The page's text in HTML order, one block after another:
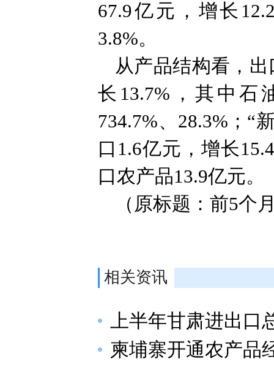
67.9亿元，增长
3.8%。
从产品结构看，
长13.7%，其中
734.7%、28.3%；
口1.6亿元，增长
口农产品13.9亿元。
（原标题：前5个
相关资讯
上半年甘肃进出
柬埔寨开通农产品